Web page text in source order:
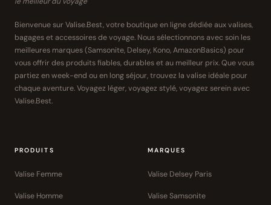
Bienvenue sur Valise.Best, votre boutique en ligne dédiée aux valises,
bagages et accessoires de voyage. Nous sélectionnons avec soin les
meilleures marques (Samsonite, Delsey, Kono, AmazonBasics) pour
vous offrir des produits fiables, durables et au meilleur prix. Que vous
partiez en week-end ou en long séjour, trouvez la valise idéale pour
chaque aventure. Voyagez léger, voyagez stylé, voyagez serein avec
Valise.Best.
PRODUITS
Valise Femme
Valise Homme
MARQUES
Valise Delsey Paris
Valise Samsonite